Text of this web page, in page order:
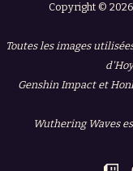
Copyright ©
Toutes les images
Genshin Impact et
Wuthering Waves